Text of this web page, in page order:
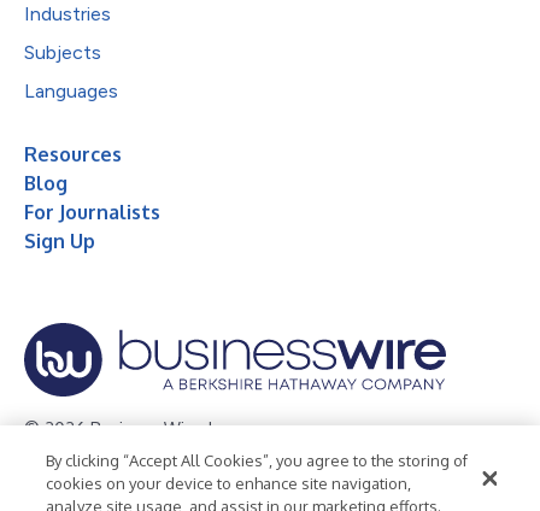
Industries
Subjects
Languages
Resources
Blog
For Journalists
Sign Up
© 2026 Business Wire, Inc.
Privacy Policy Cookie Policy
Accessibility Statement
By clicking “Accept All Cookies”, you agree to the storing of
cookies on your device to enhance site navigation,
analyze site usage, and assist in our marketing efforts.